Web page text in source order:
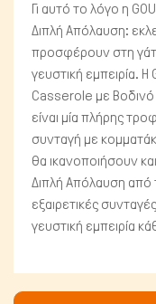
Γι αυτό το λόγο η
Διπλή Απόλαυση:
προσφέρουν στη
γευστική εμπειρία. Η
Casserole με
είναι μία πλήρης
συνταγή με
θα ικανοποιήσουν
Διπλή Απόλαυση από
εξαιρετικές
γευστική εμπειρία